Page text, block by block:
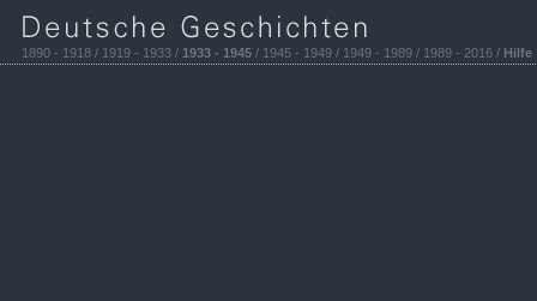
1890 - 1918 / 1919 - 1933 / 1933 - 1945 / 1945 - 1949 / 1949 - 1989 / 1989 - 2016 / Hilfe